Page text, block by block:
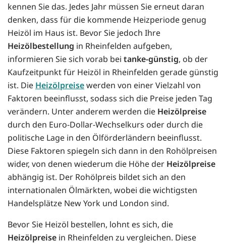
kennen Sie das. Jedes Jahr müssen Sie erneut daran
denken, dass für die kommende Heizperiode genug
Heizöl im Haus ist. Bevor Sie jedoch Ihre
Heizölbestellung in Rheinfelden aufgeben,
informieren Sie sich vorab bei tanke-günstig, ob der
Kaufzeitpunkt für Heizöl in Rheinfelden gerade günstig
ist. Die Heizölpreisewerden von einer Vielzahl von
Faktoren beeinflusst, sodass sich die Preise jeden Tag
verändern. Unter anderem werden die Heizölpreise
durch den Euro-Dollar-Wechselkurs oder durch die
politische Lage in den Ölförderländern beeinflusst.
Diese Faktoren spiegeln sich dann in den Rohölpreisen
wider, von denen wiederum die Höhe der Heizölpreise
abhängig ist. Der Rohölpreis bildet sich an den
internationalen Ölmärkten, wobei die wichtigsten
Handelsplätze New York und London sind.
Bevor Sie Heizöl bestellen, lohnt es sich, die
Heizölpreise in Rheinfelden zu vergleichen. Diese